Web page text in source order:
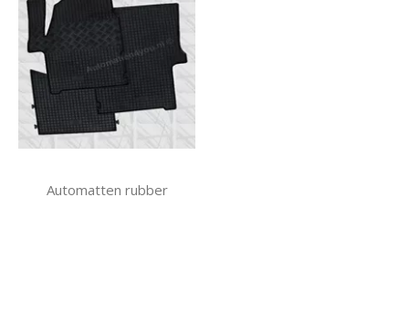
Automatten rubber